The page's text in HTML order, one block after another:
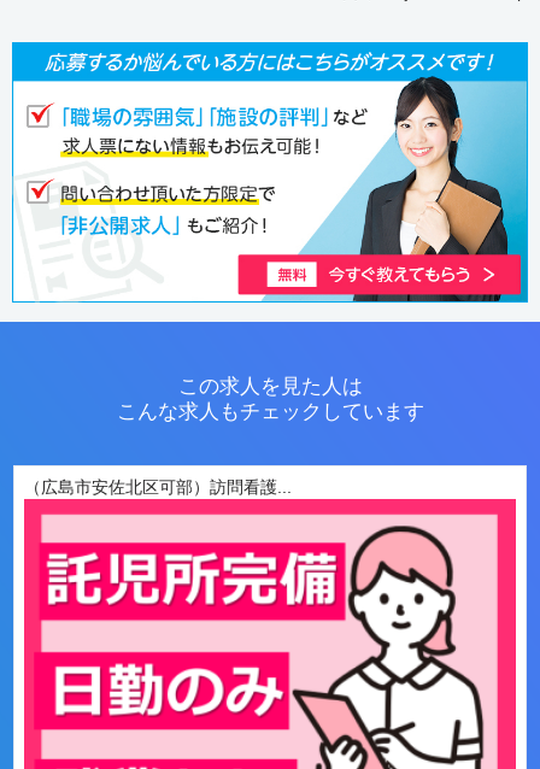
この求人を見た人は
こんな求人もチェックしています
（広島市安佐北区可部）訪問看護...